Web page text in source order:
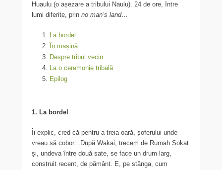
Huaulu (o așezare a tribului Naulu). 24 de ore, între
lumi diferite, prin no man’s land…
La bordel
În mașină
Despre tribul vecin
La o ceremonie tribală
Epilog
1. La bordel
Îi explic, cred că pentru a treia oară, șoferului unde
vreau să cobor: „După Wakai, trecem de Rumah Sokat
și, undeva între două sate, se face un drum larg,
construit recent, de pământ. E, pe stânga, cum